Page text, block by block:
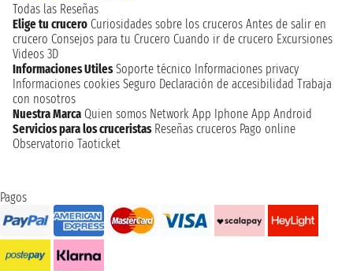
Todas las Reseñas
Elige tu crucero Curiosidades sobre los cruceros Antes de salir en
crucero Consejos para tu Crucero Cuando ir de crucero Excursiones
Videos 3D
Informaciones Utiles Soporte técnico Informaciones privacy
Informaciones cookies Seguro Declaración de accesibilidad Trabaja
con nosotros
Nuestra Marca Quien somos Network App Iphone App Android
Servicios para los cruceristas Reseñas cruceros Pago online
Observatorio Taoticket
Pagos